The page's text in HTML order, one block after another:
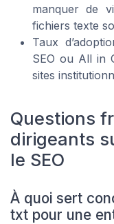
manquer de
fichiers texte
Taux
SEO ou All in
sites
Questions
dirigeants
le SEO
À quoi sert
txt pour une